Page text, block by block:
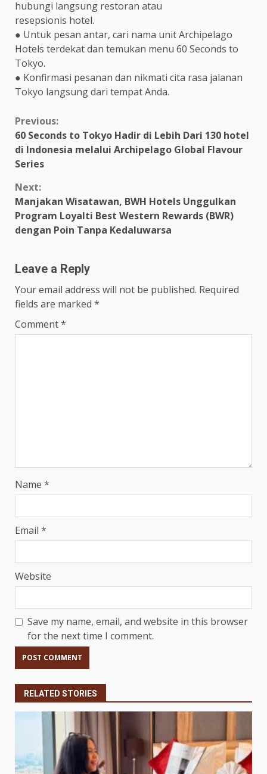
hubungi langsung restoran atau
resepsionis hotel.
● Untuk pesan antar, cari nama unit Archipelago
Hotels terdekat dan temukan menu 60 Seconds to
Tokyo.
● Konfirmasi pesanan dan nikmati cita rasa jalanan
Tokyo langsung dari tempat Anda.
Continue
Reading
Previous:
60 Seconds to Tokyo Hadir di Lebih Dari 130 hotel
di Indonesia melalui Archipelago Global Flavour
Series
Next:
Manjakan Wisatawan, BWH Hotels Unggulkan
Program Loyalti Best Western Rewards (BWR)
dengan Poin Tanpa Kedaluwarsa
Leave a Reply
Your email address will not be published. Required
fields are marked *
Comment*
Name *
Email *
Website
Save my name, email, and website in this browser
for the next time I comment.
RELATED STORIES